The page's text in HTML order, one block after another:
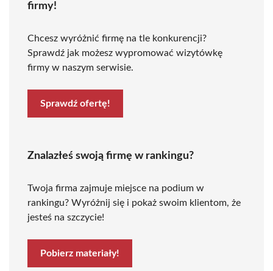
firmy!
Chcesz wyróżnić firmę na tle konkurencji?
Sprawdź jak możesz wypromować wizytówkę
firmy w naszym serwisie.
Sprawdź ofertę!
Znalazłeś swoją firmę w rankingu?
Twoja firma zajmuje miejsce na podium w
rankingu? Wyróżnij się i pokaż swoim klientom, że
jesteś na szczycie!
Pobierz materiały!